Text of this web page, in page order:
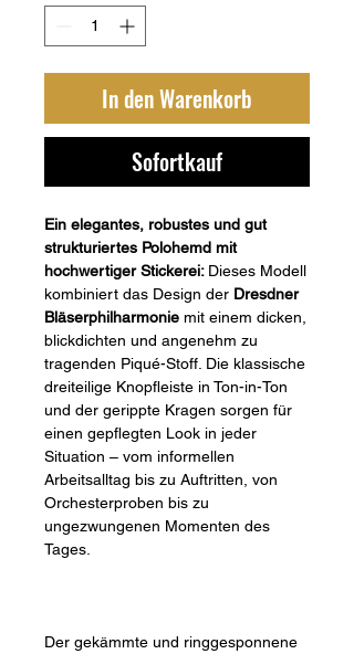
In den Warenkorb
Sofortkauf
Ein elegantes, robustes und gut
strukturiertes Polohemd mit
hochwertiger Stickerei: Dieses Modell
kombiniert das Design der Dresdner
Bläserphilharmonie mit einem dicken,
blickdichten und angenehm zu
tragenden Piqué-Stoff. Die klassische
dreiteilige Knopfleiste in Ton-in-Ton
und der gerippte Kragen sorgen für
einen gepflegten Look in jeder
Situation – vom informellen
Arbeitsalltag bis zu Auftritten, von
Orchesterproben bis zu
ungezwungenen Momenten des
Tages.
Der gekämmte und ringgesponnene